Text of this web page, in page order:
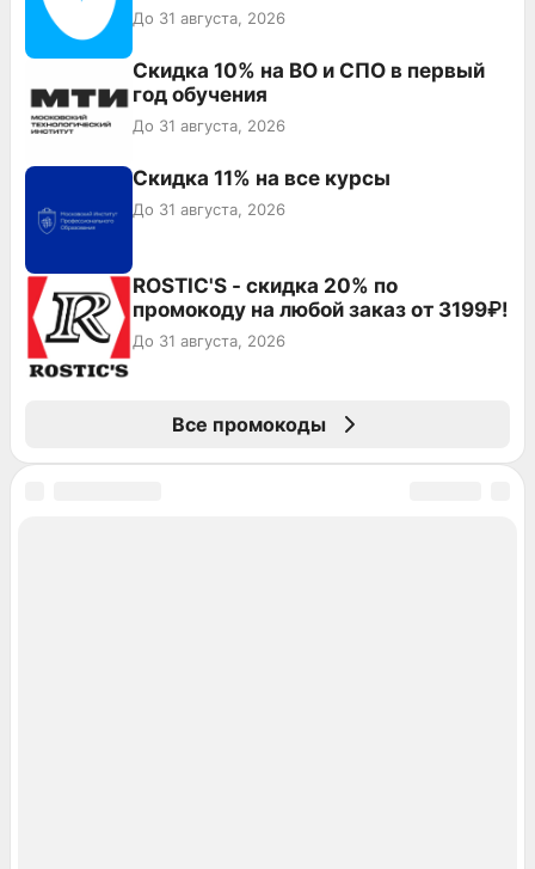
До 31 августа, 2026
Скидка 10% на ВО и СПО в первый
год обучения
До 31 августа, 2026
Скидка 11% на все курсы
До 31 августа, 2026
ROSTIC'S - скидка 20% по
промокоду на любой заказ от 3199₽!
До 31 августа, 2026
Все промокоды